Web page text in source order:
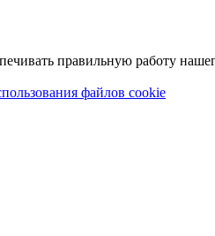
правильную работу
файлов cookie